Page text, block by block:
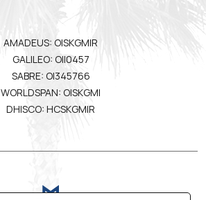
AMADEUS: OISKGMIR
GALILEO: OII0457
SABRE: OI345766
WORLDSPAN: OISKGMI
DHISCO: HCSKGMIR